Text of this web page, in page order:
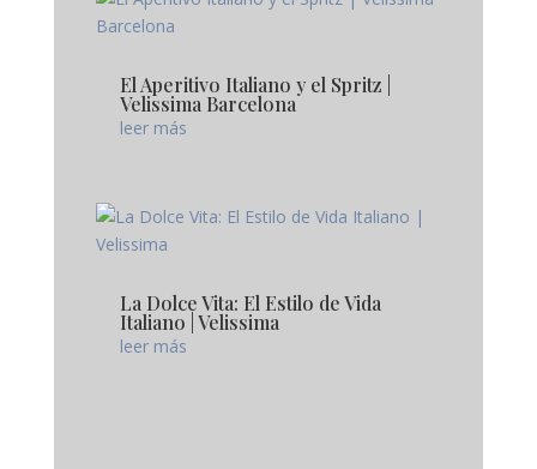
El Aperitivo Italiano y el Spritz |
Velissima Barcelona
leer más
La Dolce Vita: El Estilo de Vida
Italiano | Velissima
leer más